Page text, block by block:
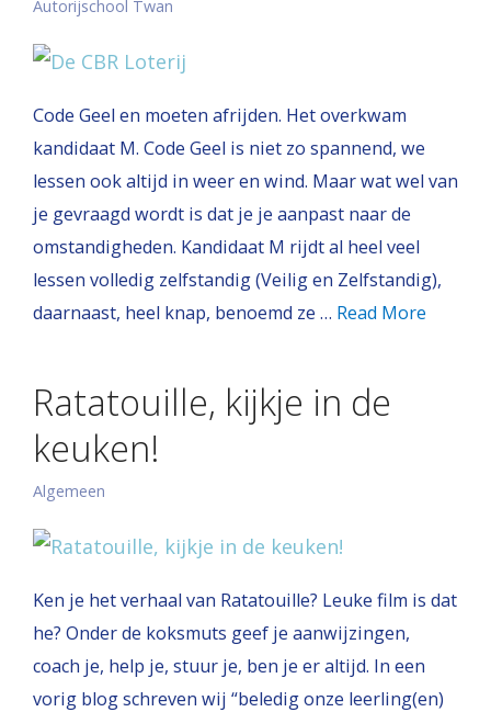
Autorijschool Twan
Code Geel en moeten afrijden. Het overkwam
kandidaat M. Code Geel is niet zo spannend, we
lessen ook altijd in weer en wind. Maar wat wel van
je gevraagd wordt is dat je je aanpast naar de
omstandigheden. Kandidaat M rijdt al heel veel
lessen volledig zelfstandig (Veilig en Zelfstandig),
daarnaast, heel knap, benoemd ze … Read More
Ratatouille, kijkje in de
keuken!
Algemeen
Ken je het verhaal van Ratatouille? Leuke film is dat
he? Onder de koksmuts geef je aanwijzingen,
coach je, help je, stuur je, ben je er altijd. In een
vorig blog schreven wij “beledig onze leerling(en)